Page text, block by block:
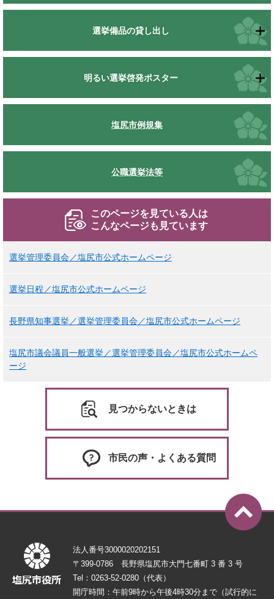
選挙備品の貸し出し
明るい選挙啓発ポスター
塩尻市例規集
公職選挙法等
このページを見ている人は
こんなページも見ています
選挙管理委員会／塩尻市公式ホームページ
選挙日程／塩尻市公式ホームページ
長野県知事選挙／選挙管理委員会／塩尻市公式ホームページ
塩尻市議会議員一般選挙／選挙管理委員会／塩尻市公式ホームペ
ージ
見つからないときは
市民の声・よくある質問
法人番号3000020202151
〒399-0786 長野県塩尻市大門七番町 3 番 3 号
Tel：0263-52-0280（代表）
開庁時間：午前9時から午後4時30分まで（試行的に